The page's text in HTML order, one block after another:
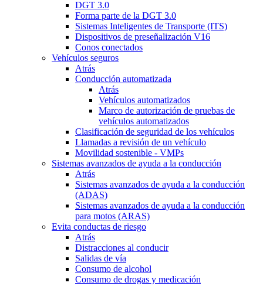
DGT 3.0
Forma parte de la DGT 3.0
Sistemas Inteligentes de Transporte (ITS)
Dispositivos de preseñalización V16
Conos conectados
Vehículos seguros
Atrás
Conducción automatizada
Atrás
Vehículos automatizados
Marco de autorización de pruebas de
vehículos automatizados
Clasificación de seguridad de los vehículos
Llamadas a revisión de un vehículo
Movilidad sostenible - VMPs
Sistemas avanzados de ayuda a la conducción
Atrás
Sistemas avanzados de ayuda a la conducción
(ADAS)
Sistemas avanzados de ayuda a la conducción
para motos (ARAS)
Evita conductas de riesgo
Atrás
Distracciones al conducir
Salidas de vía
Consumo de alcohol
Consumo de drogas y medicación